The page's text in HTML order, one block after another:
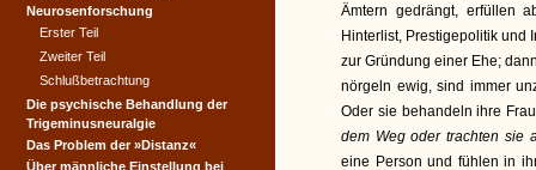
Ämtern gedrängt, erfüllen
Hinterlist, Prestigepolitik
zur Gründung einer Ehe;
nörgeln ewig, sind immer
Oder sie behandeln ihre
dem Weg oder trachten sie
eine Person und fühlen in
Neurosenforschung
Erster Teil
Zweiter Teil
Schlußbetrachtung
Die psychische Behandlung der
Trigeminusneuralgie
Das Problem der »Distanz«
Über männliche Einstellung bei